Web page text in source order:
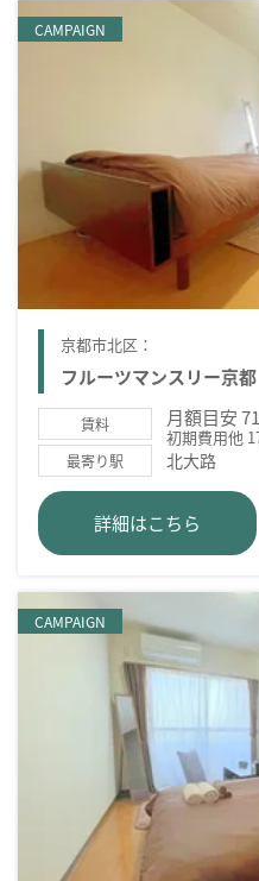
CAMPAIGN
京都市北区：
フルーツマンスリー京
賃料 月額目安
初期費用他
最寄り駅 北大路
詳細はこちら
CAMPAIGN